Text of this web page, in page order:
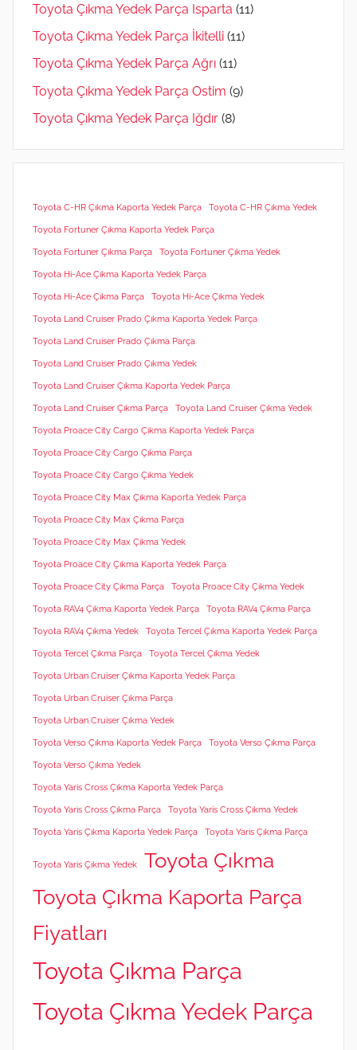
Toyota Çıkma Yedek Parça Isparta (11)
Toyota Çıkma Yedek Parça İkitelli (11)
Toyota Çıkma Yedek Parça Ağrı (11)
Toyota Çıkma Yedek Parça Ostim (9)
Toyota Çıkma Yedek Parça Iğdır (8)
Toyota C-HR Çıkma Kaporta Yedek Parça Toyota C-HR Çıkma Yedek
Toyota Fortuner Çıkma Kaporta Yedek Parça
Toyota Fortuner Çıkma Parça Toyota Fortuner Çıkma Yedek
Toyota Hi-Ace Çıkma Kaporta Yedek Parça
Toyota Hi-Ace Çıkma Parça Toyota Hi-Ace Çıkma Yedek
Toyota Land Cruiser Prado Çıkma Kaporta Yedek Parça
Toyota Land Cruiser Prado Çıkma Parça
Toyota Land Cruiser Prado Çıkma Yedek
Toyota Land Cruiser Çıkma Kaporta Yedek Parça
Toyota Land Cruiser Çıkma Parça Toyota Land Cruiser Çıkma Yedek
Toyota Proace City Cargo Çıkma Kaporta Yedek Parça
Toyota Proace City Cargo Çıkma Parça
Toyota Proace City Cargo Çıkma Yedek
Toyota Proace City Max Çıkma Kaporta Yedek Parça
Toyota Proace City Max Çıkma Parça
Toyota Proace City Max Çıkma Yedek
Toyota Proace City Çıkma Kaporta Yedek Parça
Toyota Proace City Çıkma Parça Toyota Proace City Çıkma Yedek
Toyota RAV4 Çıkma Kaporta Yedek Parça Toyota RAV4 Çıkma Parça
Toyota RAV4 Çıkma Yedek Toyota Tercel Çıkma Kaporta Yedek Parça
Toyota Tercel Çıkma Parça Toyota Tercel Çıkma Yedek
Toyota Urban Cruiser Çıkma Kaporta Yedek Parça
Toyota Urban Cruiser Çıkma Parça
Toyota Urban Cruiser Çıkma Yedek
Toyota Verso Çıkma Kaporta Yedek Parça Toyota Verso Çıkma Parça
Toyota Verso Çıkma Yedek
Toyota Yaris Cross Çıkma Kaporta Yedek Parça
Toyota Yaris Cross Çıkma Parça Toyota Yaris Cross Çıkma Yedek
Toyota Yaris Çıkma Kaporta Yedek Parça Toyota Yaris Çıkma Parça
Toyota Yaris Çıkma Yedek
Toyota Çıkma
Toyota Çıkma Kaporta Parça
Fiyatları
Toyota Çıkma Parça
Toyota Çıkma Yedek Parça